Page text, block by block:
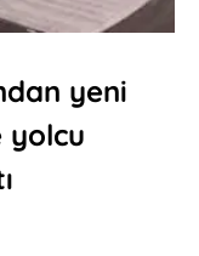
yeni
yolcu